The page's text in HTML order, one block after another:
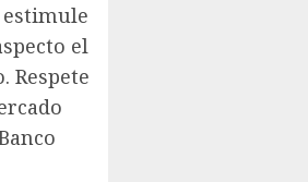
estimule
el
Respete